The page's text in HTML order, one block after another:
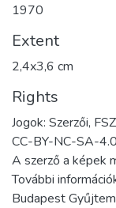
1970
Extent
2,4x3,6 cm
Rights
Jogok: Szerzői,
CC-BY-NC-SA-4.0
A szerző a képek
További
Budapest